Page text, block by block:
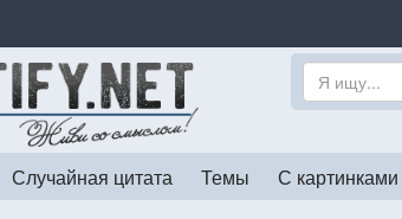
Случайная цитата Темы С картинками